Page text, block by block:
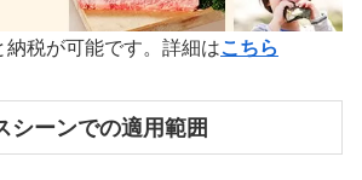
税が可能です。詳細はこちら
シーンでの適用範囲